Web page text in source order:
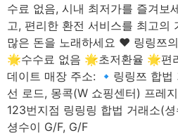
수료 없음, 시내 최저가를 즐겨보
고, 편리한 환전 서비스를 최고의
많은 돈을 노래하세요 ❤️ 링링쯔
🌟수수료 없음 🌟초저환율 🌟편
데이트 매장 주소: 🔹링링쯔 합
선 로드, 몽콕(W 쇼핑센터) 프레
123번지점 링링링 합법 거래소(
셩수이 G/F, G/F